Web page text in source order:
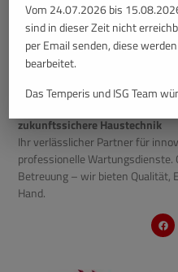
zukunftssichere Haustechnik
Ihr verlässlicher Partner für
professionelle Wartungsdienste.
Betreuung – wir bieten Qualität,
Hand.
Vom 24.07.2026 bis
sind in dieser Zeit nicht
per Email senden, diese
bearbeitet.
Das Temperis und ISG Team